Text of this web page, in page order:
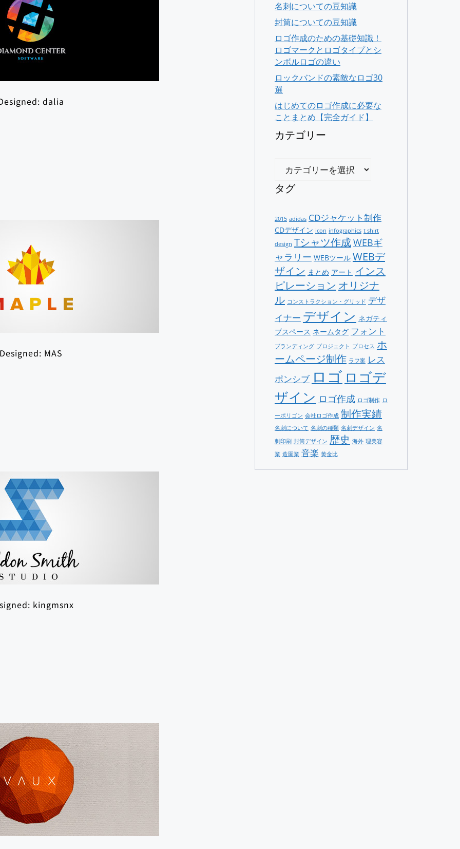
dalia
MAS
kingmsnx
名刺についての豆知識
封筒についての豆知識
ロゴ作成のための基礎知識！
ロゴマークとロゴタイプとシ
ンボルロゴの違い
ロックバンドの素敵なロゴ30
選
はじめてのロゴ作成に必要な
ことまとめ【完全ガイド】
カテゴリー
ゴ
タグ
2015 adidas CDジャケット制作
CDデザイン icon infographics t shirt
design Tシャツ作成WEBギ
ャラリー WEBツール WEBデ
ザイン まとめ アート インス
ピレーション オリジナ
ル コンストラクション・グリッド デザ
イナー デザイン ネガティ
ブスペース ネームタグ フォント
ブランディング プロジェクト プロセス ホ
ームページ制作 ラフ案 レス
ポンシブ ロゴ ロゴデ
ザイン ロゴ作成 ロゴ制作 ロ
ーポリゴン 会社ロゴ作成 制作実績
名刺について 名刺の種類 名刺デザイン 名
刺印刷 封筒デザイン 歴史 海外 理美容
業 造園業 音楽 黄金比